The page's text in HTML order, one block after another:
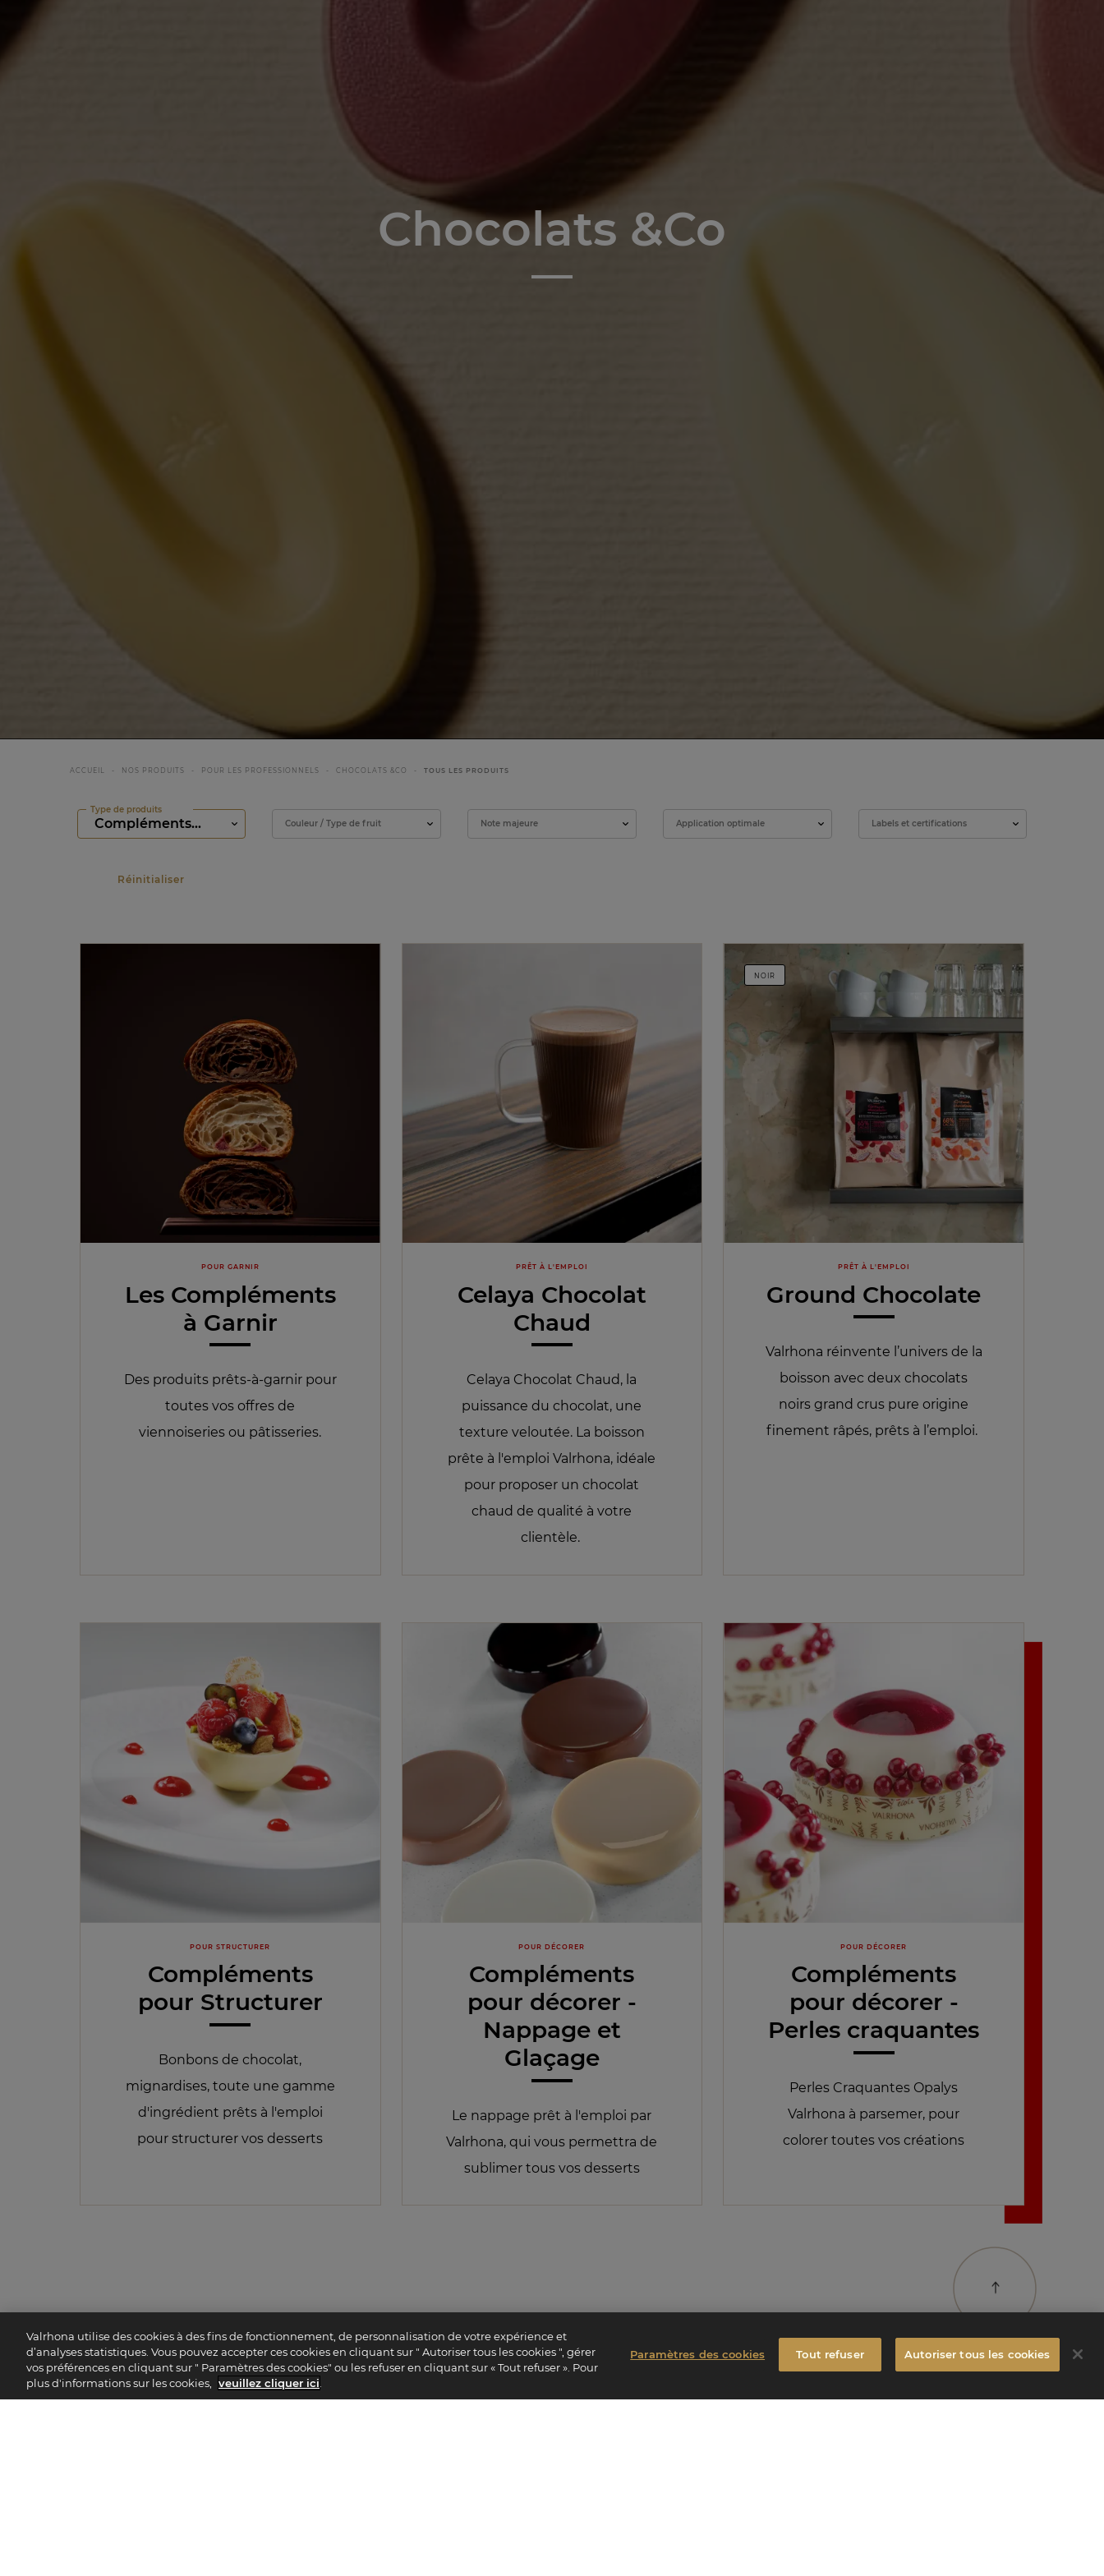
Chocolats &Co
ACCUEIL NOS PRODUITS POUR LES PROFESSIONNELS CHOCOLATS &CO TOUS LES PRODUITS
Type de produits
Couleur / Type de fruit
Note majeure Application optimale Labels et certifications
Filtrer
POUR GARNIR
Les Compléments
à Garnir
Des produits prêts-à-garnir pour
toutes vos offres de
viennoiseries ou pâtisseries.
PRÊT À L'EMPLOI
Celaya Chocolat
Chaud
Celaya Chocolat Chaud, la
puissance du chocolat, une
texture veloutée. La boisson
prête à l'emploi Valrhona, idéale
pour proposer un chocolat
chaud de qualité à votre
clientèle.
NOIR
PRÊT À L'EMPLOI
Ground Chocolate
Valrhona réinvente l’univers de la
boisson avec deux chocolats
noirs grand crus pure origine
finement râpés, prêts à l’emploi.
POUR STRUCTURER
Compléments
pour Structurer
Bonbons de chocolat,
mignardises, toute une gamme
d'ingrédient prêts à l'emploi
pour structurer vos desserts
POUR DÉCORER
Compléments
pour décorer -
Nappage et
Glaçage
Le nappage prêt à l'emploi par
Valrhona, qui vous permettra de
sublimer tous vos desserts
POUR DÉCORER
Compléments
pour décorer -
Perles craquantes
Perles Craquantes Opalys
Valrhona à parsemer, pour
colorer toutes vos créations
Valrhona utilise des cookies à des fins de fonctionnement, de personnalisation de votre expérience et
d’analyses statistiques. Vous pouvez accepter ces cookies en cliquant sur " Autoriser tous les cookies ", gérer
vos préférences en cliquant sur " Paramètres des cookies" ou les refuser en cliquant sur « Tout refuser ». Pour
plus d'informations sur les cookies,
veuillez cliquer ici
Paramètres des cookies Tout refuser Autoriser tous les cookies